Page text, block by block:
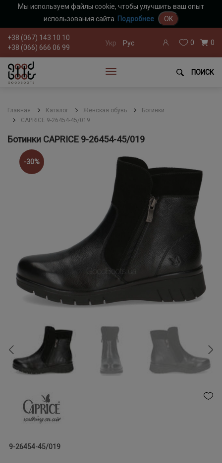
Мы используем файлы cookie, чтобы улучшить ваш опыт
использования сайта. Подробнее OK
+38 (067) 143 10 10
+38 (066) 666 06 99
Укр Рус 0 0
ПОИСК
Главная Каталог Женская обувь
Ботинки
CAPRICE 9-26454-45/019
Ботинки CAPRICE 9-26454-45/019
-30%
9-26454-45/019